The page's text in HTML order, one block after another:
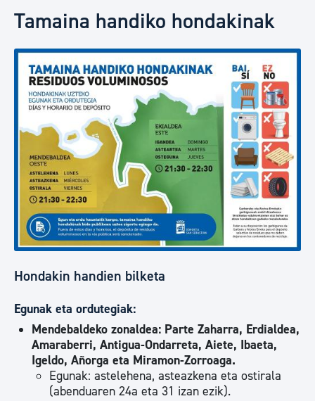
Tamaina handiko hondakinak
Hondakin handien bilketa
Egunak eta ordutegiak:
Mendebaldeko zonaldea: Parte Zaharra, Erdialdea,
Amaraberri, Antigua-Ondarreta, Aiete, Ibaeta,
Igeldo, Añorga eta Miramon-Zorroaga.
Egunak: astelehena, asteazkena eta ostirala
(abenduaren 24a eta 31 izan ezik).